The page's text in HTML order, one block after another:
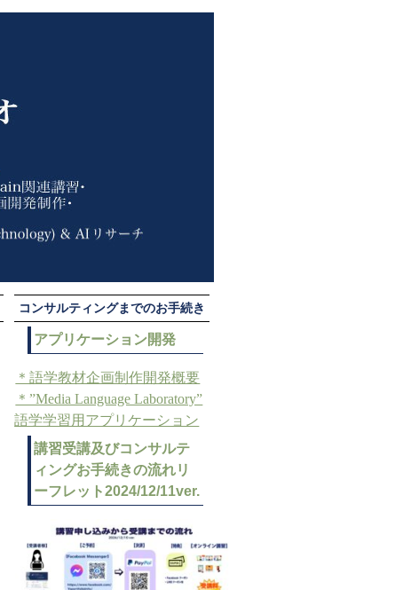
コンサルティングまでのお手続き
アプリケーション開発
＊語学教材企画制作開発概要
＊”Media Language Laboratory”
語学学習用アプリケーション
講習受講及びコンサルテ
ィングお手続きの流れリ
ーフレット2024/12/11ver.